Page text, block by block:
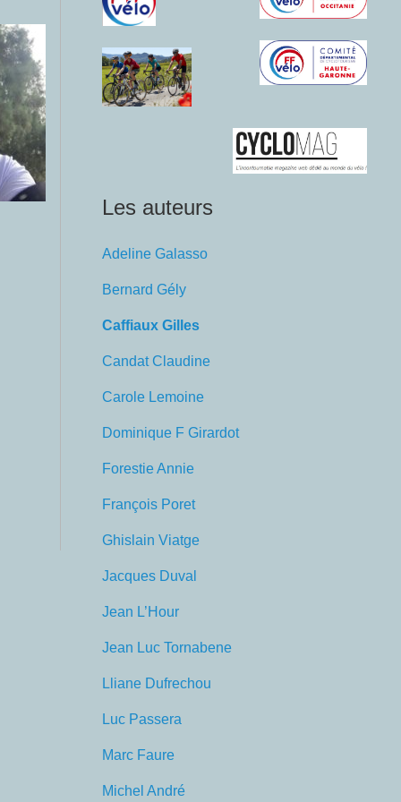
Les auteurs
Adeline Galasso
Bernard Gély
Caffiaux Gilles
Candat Claudine
Carole Lemoine
Dominique F Girardot
Forestie Annie
François Poret
Ghislain Viatge
Jacques Duval
Jean L’Hour
Jean Luc Tornabene
Lliane Dufrechou
Luc Passera
Marc Faure
Michel André